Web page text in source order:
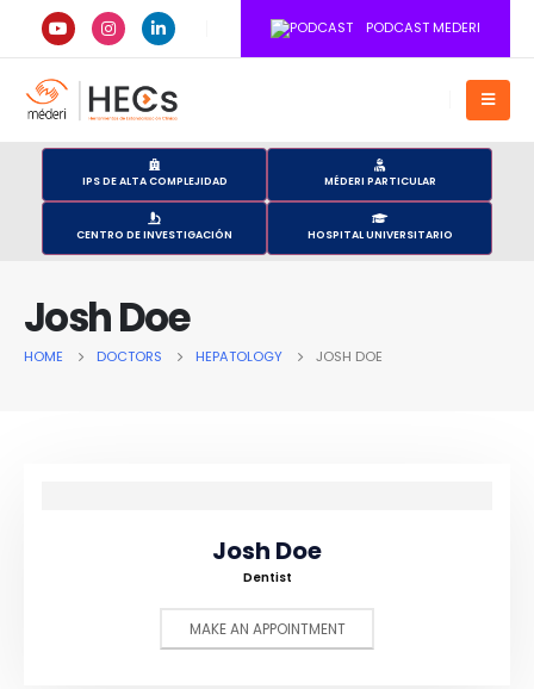
PODCAST MEDERI
IPS DE ALTA COMPLEJIDAD MÉDERI PARTICULAR
CENTRO DE INVESTIGACIÓN HOSPITAL UNIVERSITARIO
Josh Doe
HOME DOCTORS HEPATOLOGY JOSH DOE
Josh Doe
Dentist
MAKE AN APPOINTMENT